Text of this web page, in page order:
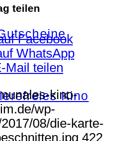
Kino
teilen
Facebook
WhatsApp
Mail teilen
kino-
wp-
08/die-karte-
422